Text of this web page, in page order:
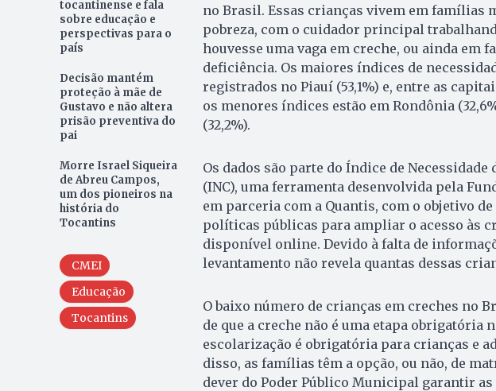
tocantinense e fala
sobre educação e
perspectivas para o
país
Decisão mantém
proteção à mãe de
Gustavo e não altera
prisão preventiva do
pai
Morre Israel Siqueira
de Abreu Campos,
um dos pioneiros na
história do
Tocantins
CMEI
Educação
Tocantins
no Brasil. Essas crianças vivem em famílias
pobreza, com o cuidador principal
houvesse uma vaga em creche, ou ainda em
deficiência. Os maiores índices de
registrados no Piauí (53,1%) e, entre as
os menores índices estão em Rondônia
(32,2%).
Os dados são parte do Índice de Necessidade
(INC), uma ferramenta desenvolvida pela
em parceria com a Quantis, com o objetivo
políticas públicas para ampliar o acesso às
disponível online. Devido à falta de
levantamento não revela quantas dessas
O baixo número de crianças em creches no
de que a creche não é uma etapa obrigatória
escolarização é obrigatória para crianças e
disso, as famílias têm a opção, ou não, de
dever do Poder Público Municipal garantir as